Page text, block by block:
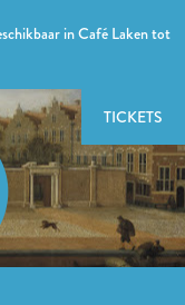
in Café Laken tot
TICKETS